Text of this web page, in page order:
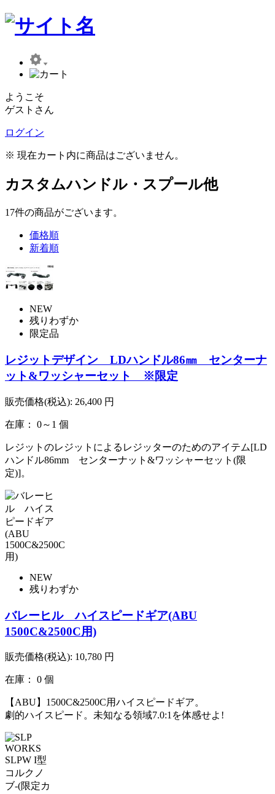
ようこそ
ゲストさん
ログイン
※ 現在カート内に商品はございません。
カスタムハンドル・スプール他
17件の商品がございます。
価格順
新着順
NEW
残りわずか
限定品
レジットデザイン LDハンドル86㎜ センターナ
ット&ワッシャーセット ※限定
販売価格(税込): 26,400 円
在庫： 0～1 個
レジットのレジットによるレジッターのためのアイテム[LD
ハンドル86mm センターナット&ワッシャーセット(限
定)]。
NEW
残りわずか
バレーヒル ハイスピードギア(ABU
1500C&2500C用)
販売価格(税込): 10,780 円
在庫： 0 個
【ABU】1500C&2500C用ハイスピードギア。
劇的ハイスピード。未知なる領域7.0:1を体感せよ!